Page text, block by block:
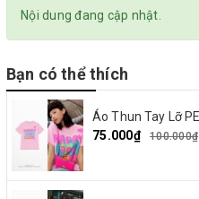
Nội dung đang cập nhật.
Bạn có thể thích
75.000₫
100.000₫